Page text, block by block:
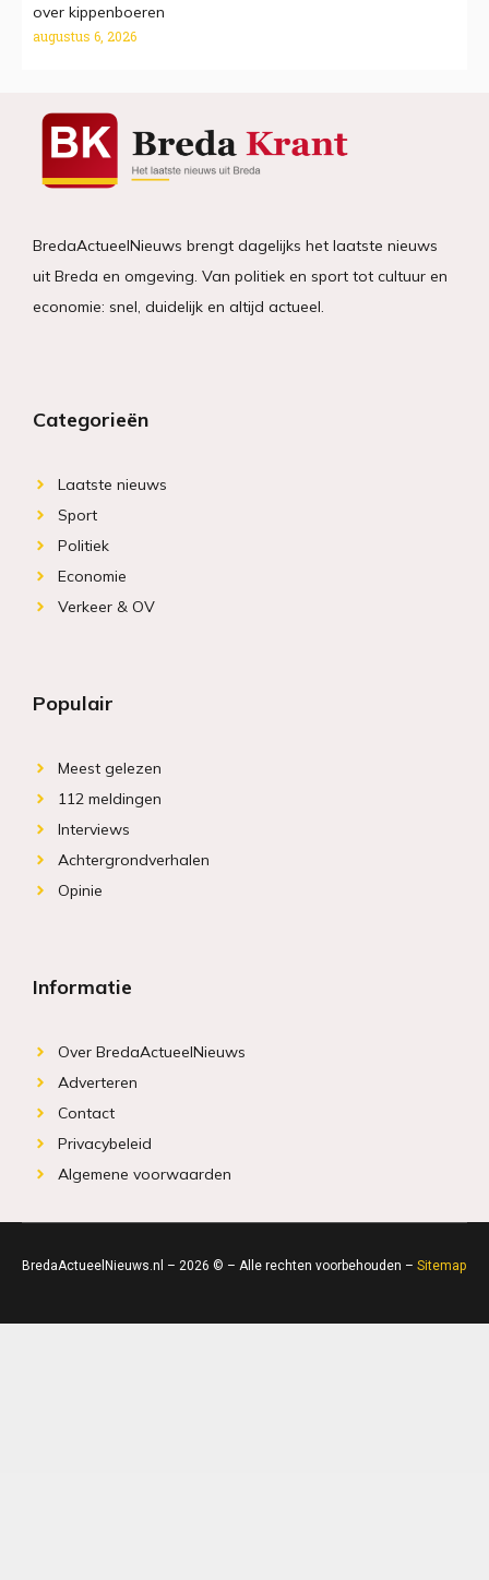
over kippenboeren
augustus 6, 2026
BredaActueelNieuws brengt dagelijks het laatste nieuws
uit Breda en omgeving. Van politiek en sport tot cultuur en
economie: snel, duidelijk en altijd actueel.
Categorieën
Laatste nieuws
Sport
Politiek
Economie
Verkeer & OV
Populair
Meest gelezen
112 meldingen
Interviews
Achtergrondverhalen
Opinie
Informatie
Over BredaActueelNieuws
Adverteren
Contact
Privacybeleid
Algemene voorwaarden
BredaActueelNieuws.nl – 2026 © – Alle rechten voorbehouden – Sitemap